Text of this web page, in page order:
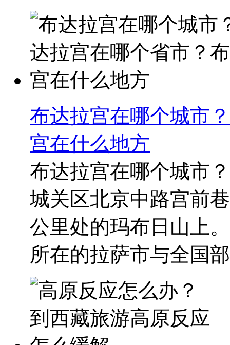
布达拉宫在哪个城市
宫在什么地方
布达拉宫在哪个城市
城关区北京中路宫前
公里处的玛布日山上
所在的拉萨市与全国